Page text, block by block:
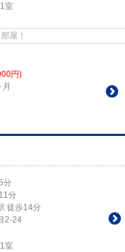
1室
屋！
円)
分
分
徒歩14分
2-24
1室